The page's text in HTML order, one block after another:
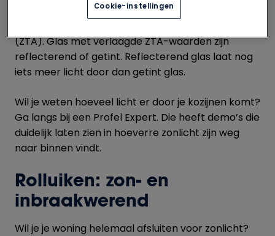
Benieuwd hoeveel zonnewarmte je kozijnen
(ZTA). Glas met verlaagde ZTA-waarden zijn
reflecterend of getint. Reflecterend glas laat nog
iets meer licht door dan getint glas.
Wil je weten hoeveel licht er door je kozijnen komt?
Ga langs bij een Profel Expert. Die heeft demo’s die
duidelijk laten zien in hoeverre zonlicht zijn weg
naar binnen vindt.
Rolluiken: zon- en
inbraakwerend
Wil je je woning helemaal afsluiten voor zonlicht?
Cookie-instellingen